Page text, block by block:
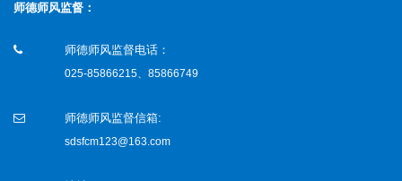
师德师风监督：
师德师风监督电话：
025-85866215、85866749
师德师风监督信箱:
sdsfcm123@163.com